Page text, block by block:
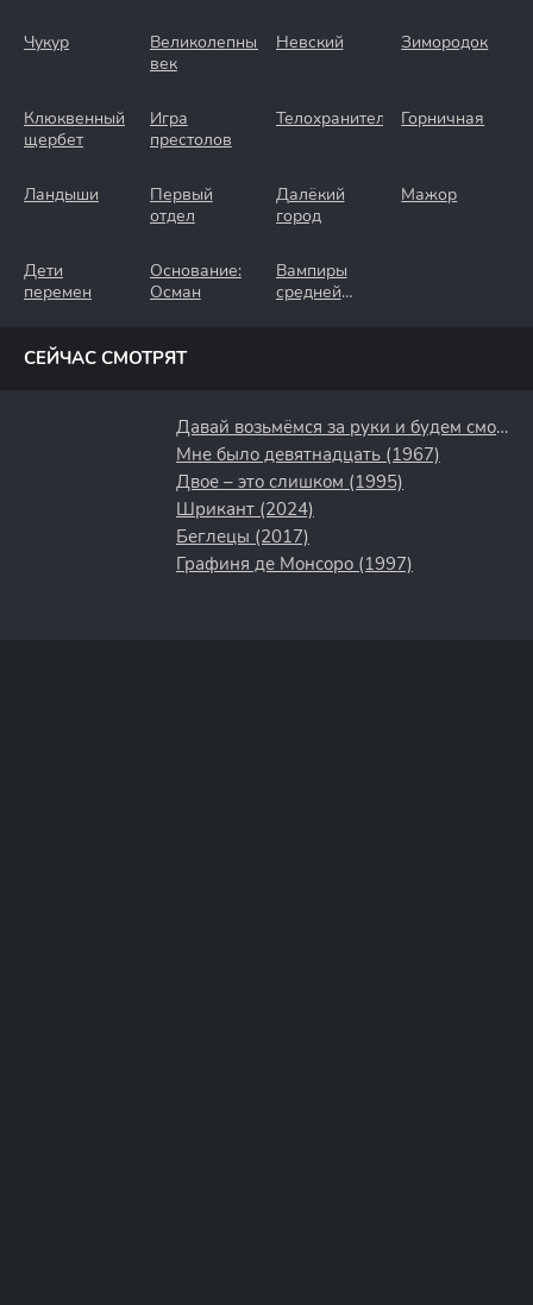
Чукур
Великолепный
век
Невский Зимородок
Клюквенный
щербет
Игра
престолов
Телохранители Горничная
Ландыши
Первый
отдел
Далёкий
город
Мажор
Дети
перемен
Основание:
Осман
Вампиры
средней
СЕЙЧАС СМОТРЯТ
Давай возьмёмся за руки и будем смотреть на закат (2018)
Мне было девятнадцать (1967)
Двое – это слишком (1995)
Шрикант (2024)
Беглецы (2017)
Графиня де Монсоро (1997)